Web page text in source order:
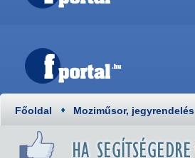
Főoldal Moziműsor, jegyrendelés